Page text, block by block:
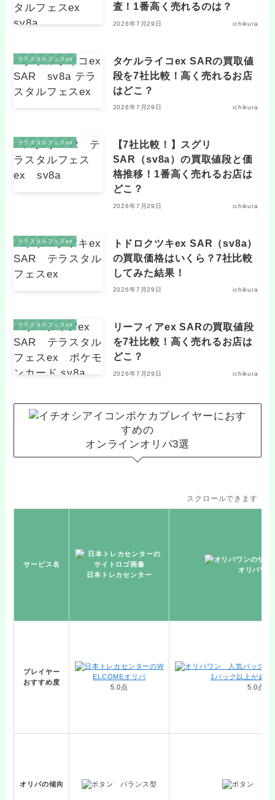
査！1番高く売れるのは？
2026年7月29日 ichikura
テラスタルフェスex
タケルライコex SARの買取値
段を7社比較！高く売れるお店
はどこ？
2026年7月29日 ichikura
テラスタルフェスex
【7社比較！】スグリ
SAR（sv8a）の買取値段と価
格推移！1番高く売れるお店は
どこ？
2026年7月29日 ichikura
テラスタルフェスex
トドロクツキex SAR（sv8a）
の買取価格はいくら？7社比較
してみた結果！
2026年7月29日 ichikura
テラスタルフェスex
リーフィアex SARの買取値段
を7社比較！高く売れるお店は
どこ？
2026年7月29日 ichikura
ポケカプレイヤーにおす
すめの
オンラインオリパ3選
スクロールできます
サービス名
日本トレカセンター
オリパワン
プレイヤー
おすすめ度
5.0点 5.0点
オリパの傾向